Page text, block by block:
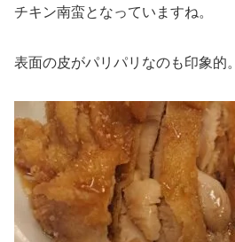
チキン南蛮となっていますね。
表面の皮がパリパリなのも印象的。